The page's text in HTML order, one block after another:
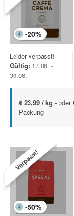
-20%
Leider verpasst!
Gültig: 17.06. -
30.06.
€ 23,99 / kg - oder
Packung
Verpasst!
-50%